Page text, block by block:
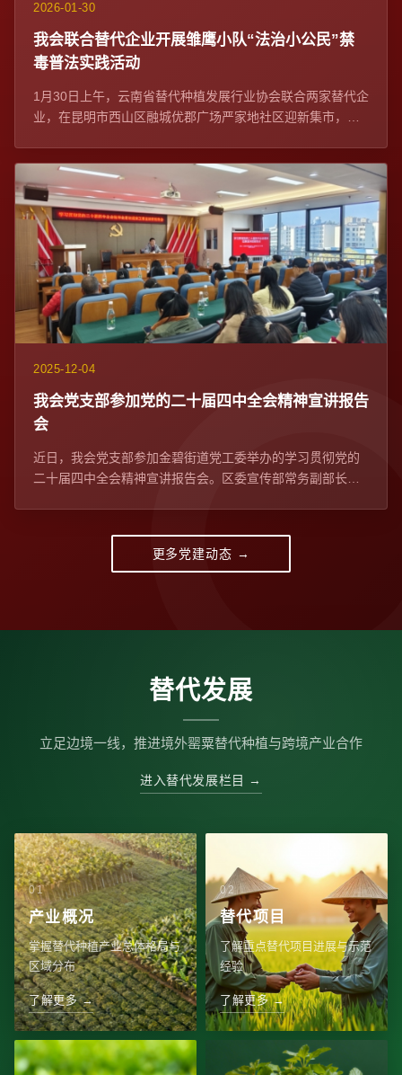
2026-01-30
我会联合替代企业开展雏鹰小队“法治小公民”禁
毒普法实践活动
1月30日上午，云南省替代种植发展行业协会联合两家替代企
业，在昆明市西山区融城优郡广场严家地社区迎新集市，开
2025-12-04
我会党支部参加党的二十届四中全会精神宣讲报告
会​
近日，我会党支部参加金碧街道党工委举办的学习贯彻党的
二十届四中全会精神宣讲报告会。区委宣传部常务副部长、
更多党建动态 →
替代发展
立足边境一线，推进境外罂粟替代种植与跨境产业合作
进入替代发展栏目 →
产业概况
掌握替代种植产业总体格局与
区域分布
了解更多 →
替代项目
了解重点替代项目进展与示范
经验
了解更多 →